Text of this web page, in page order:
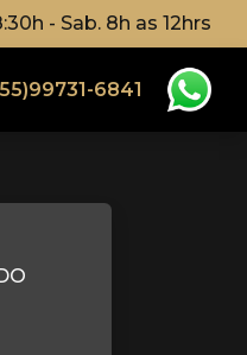
- Sab. 8h as 12hrs
6841